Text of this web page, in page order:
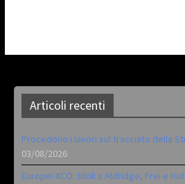
Articoli recenti
Procedono i lavori sul tracciato della
03/08/2026
Europei XCO: titoli a Aldridge, Frei e